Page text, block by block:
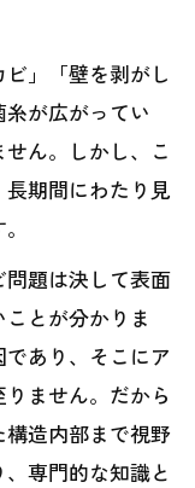
」「壁を剥がし
が広がってい
ん。しかし、こ
期間にわたり見
題は決して表面
とが分かりま
あり、そこにア
ません。だから
造内部まで視野
専門的な知識と